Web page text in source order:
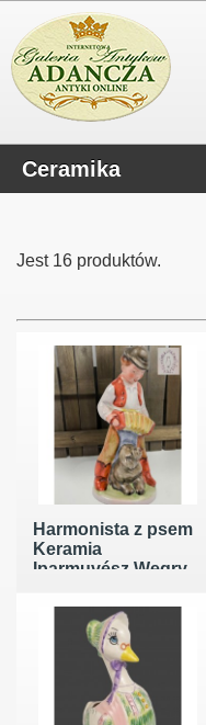
Ceramika
Jest 16 produktów.
Harmonista z psem
Keramia
Iparmuvész Węgry